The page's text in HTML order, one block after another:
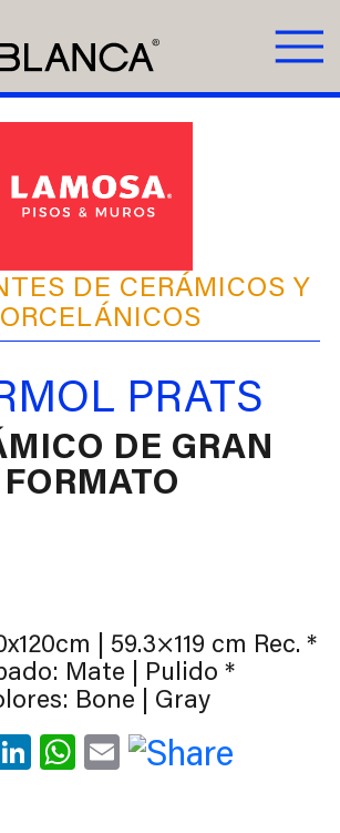
DE CERÁMICOS Y
PRATS
DE GRAN
FORMATO
| 59.3×119 cm Rec. *
Mate | Pulido *
Bone | Gray
LinkedIn
WhatsApp
Email